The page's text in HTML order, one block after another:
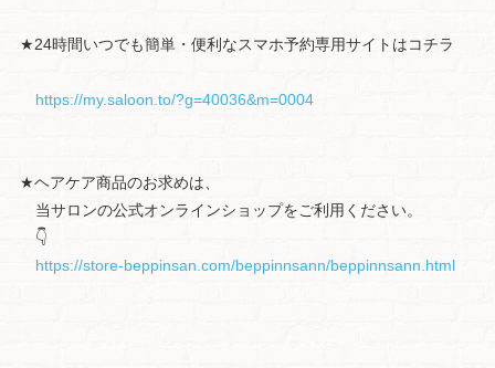
★24時間いつでも簡単・便利なスマホ予約専用サイトはコチラ
https://my.saloon.to/?g=40036&m=0004
★ヘアケア商品のお求めは、
当サロンの公式オンラインショップをご利用ください。
👇
https://store-beppinsan.com/beppinnsann/beppinnsann.html